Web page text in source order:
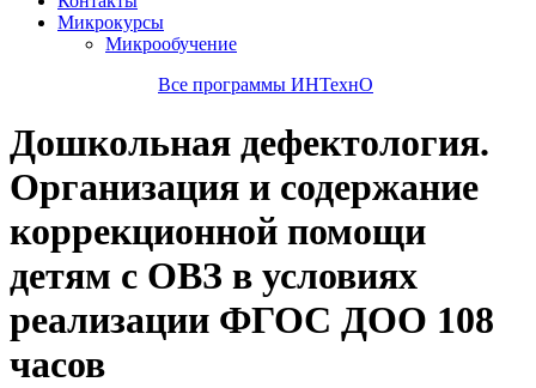
Микрокурсы
Микрообучение
Все программы ИНТехнО
Дошкольная дефектология.
Организация и содержание
коррекционной помощи
детям с ОВЗ в условиях
реализации ФГОС ДОО 108
часов